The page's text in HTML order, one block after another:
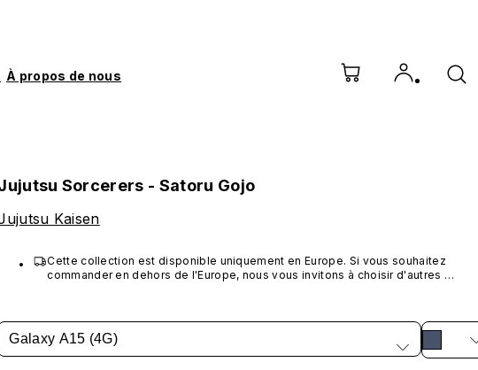
À propos de nous
Sorcerers - Satoru Gojo
Kaisen
Cette collection est disponible uniquement en Europe. Si vous souhaitez
commander en dehors de l'Europe, nous vous invitons à choisir d'autres
Galaxy A15 (4G)